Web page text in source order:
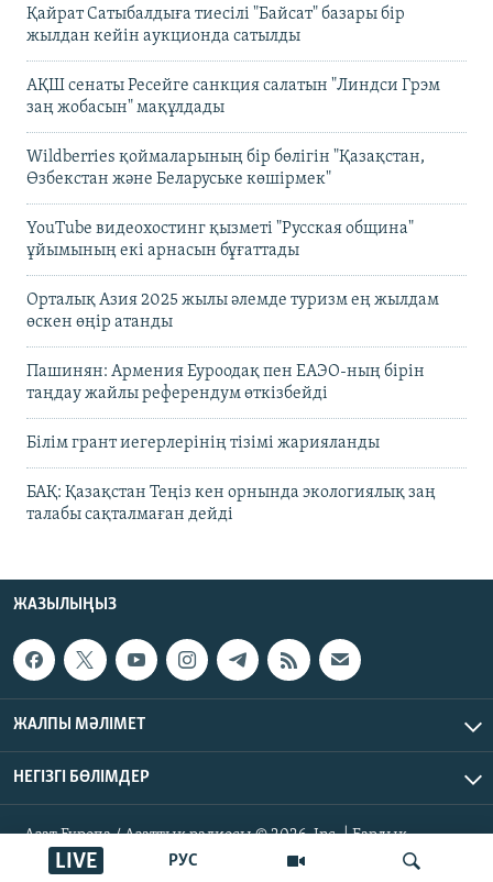
РУС
LIVE
Қайрат Сатыбалдыға тиесілі "Байсат" базары бір
жылдан кейін аукционда сатылды
АҚШ сенаты Ресейге санкция салатын "Линдси Грэм
заң жобасын" мақұлдады
Wildberries қоймаларының бір бөлігін "Қазақстан,
Өзбекстан және Беларуське көшірмек"
YouTube видеохостинг қызметі "Русская община"
ұйымының екі арнасын бұғаттады
Орталық Азия 2025 жылы әлемде туризм ең жылдам
өскен өңір атанды
Пашинян: Армения Еуроодақ пен ЕАЭО-ның бірін
таңдау жайлы референдум өткізбейді
Білім грант иегерлерінің тізімі жарияланды
БАҚ: Қазақстан Теңіз кен орнында экологиялық заң
талабы сақталмаған дейді
ЖАЗЫЛЫҢЫЗ
ЖАЛПЫ МӘЛІМЕТ
НЕГІЗГІ БӨЛІМДЕР
Азат Еуропа / Азаттық радиосы © 2026, Inc. | Барлық
құқықтары қорғалған